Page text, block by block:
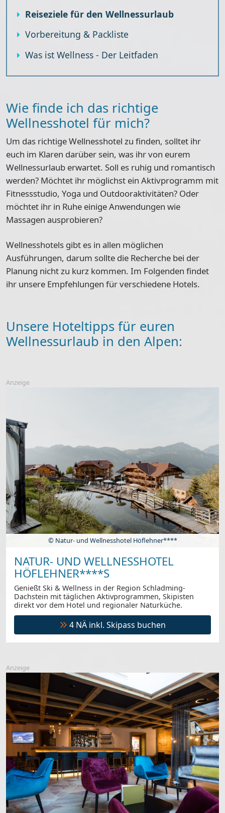
Reiseziele für den Wellnessurlaub
Vorbereitung & Packliste
Was ist Wellness - Der Leitfaden
Wie finde ich das richtige
Wellnesshotel für mich?
Um das richtige Wellnesshotel zu finden, solltet ihr
euch im Klaren darüber sein, was ihr von eurem
Wellnessurlaub erwartet. Soll es ruhig und romantisch
werden? Möchtet ihr möglichst ein Aktivprogramm mit
Fitnessstudio, Yoga und Outdooraktivitäten? Oder
möchtet ihr in Ruhe einige Anwendungen wie
Massagen ausprobieren?
Wellnesshotels gibt es in allen möglichen
Ausführungen, darum sollte die Recherche bei der
Planung nicht zu kurz kommen. Im Folgenden findet
ihr unsere Empfehlungen für verschiedene Hotels.
Unsere Hoteltipps für euren
Wellnessurlaub in den Alpen:
Anzeige
© Natur- und Wellnesshotel Höflehner****
NATUR- UND WELLNESSHOTEL
HÖFLEHNER****S
Genießt Ski & Wellness in der Region Schladming-
Dachstein mit täglichen Aktivprogrammen, Skipisten
direkt vor dem Hotel und regionaler Naturküche.
4 NÄ inkl. Skipass buchen
Anzeige